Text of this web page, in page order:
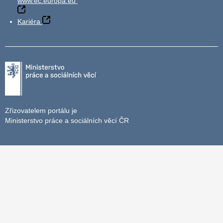
Kariéra
Zřizovatelem portálu je
Ministerstvo práce a sociálních věcí ČR